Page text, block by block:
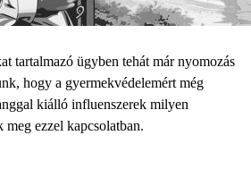
tartalmazó ügyben tehát már nyomozás
hogy a gyermekvédelemért még
kiálló influenszerek milyen
ezzel kapcsolatban.